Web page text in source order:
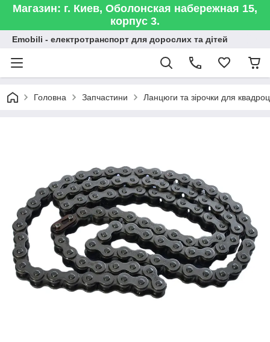
Магазин: г. Киев, Оболонская набережная 15,
корпус 3.
Emobili - електротранспорт для дорослих та дітей
Головна Запчастини Ланцюги та зірочки для